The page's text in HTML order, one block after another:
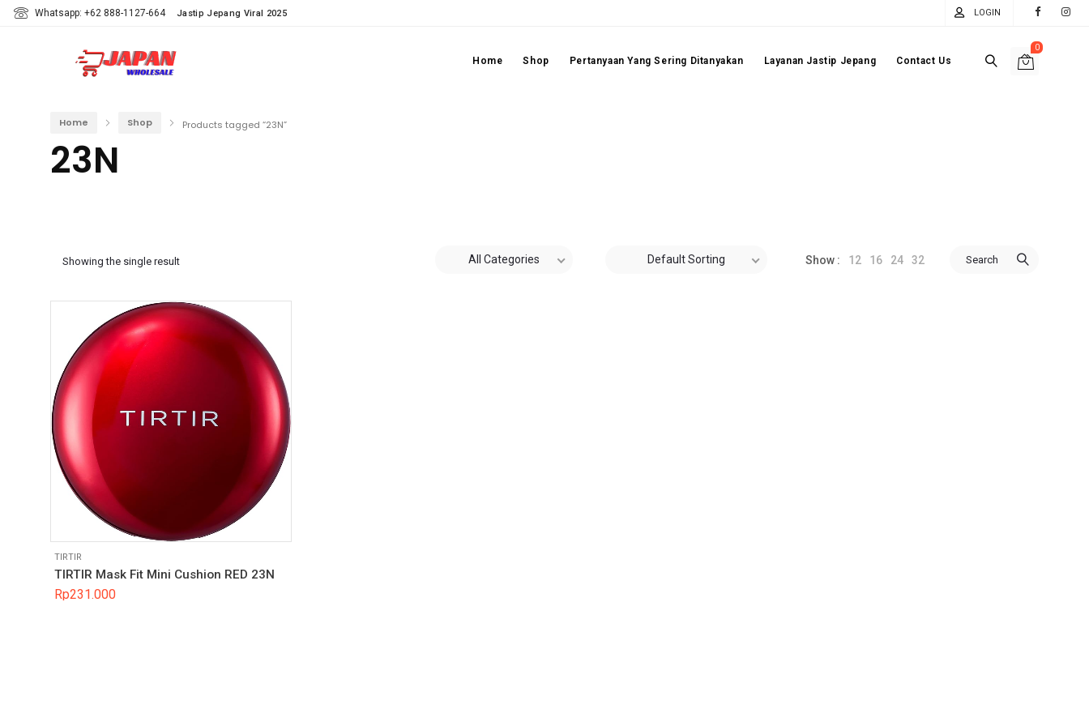
Whatsapp: +62 888-1127-664 Jastip Jepang Viral 2025 LOGIN
0
Home Shop Pertanyaan Yang Sering Ditanyakan Layanan Jastip Jepang Contact Us
Home Shop Products tagged “23N”
23N
Showing the single result All Categories Default Sorting Show : 12 16 24 32 Search
TIRTIR
TIRTIR Mask Fit Mini Cushion RED 23N
Rp231.000